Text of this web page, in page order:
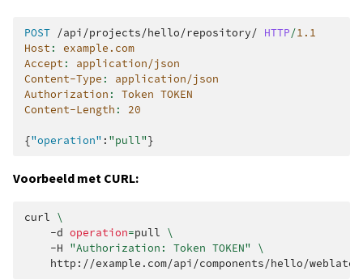
POST /api/projects/hello/repository/ HTTP/1.1
Host :
example.com
Accept :
application/json
Content-Type :
application/json
Authorization :
Token TOKEN
Content-Length : 20
{"operation" : "pull"}
Voorbeeld met CURL:
curl \
-d operation=pull \
-H "Authorization: Token TOKEN" \